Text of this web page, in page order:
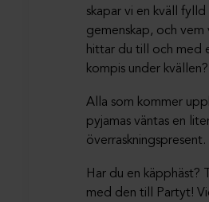
skapar vi en kväll fylld
gemenskap, och vem
hittar du till och med
kompis under kvällen?
Alla som kommer
pyjamas väntas en
överraskningspresent.
Har du en käpphäst?
med den till Partyt!